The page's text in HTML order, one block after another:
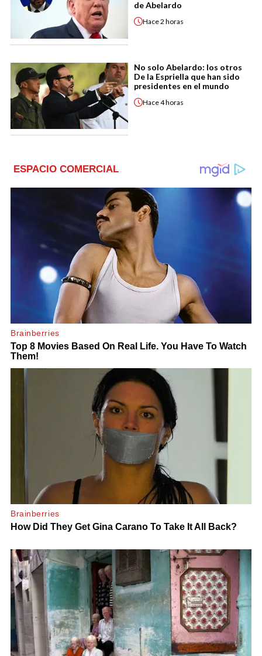
de Abelardo
Hace2 horas
No solo Abelardo: los otros
De la Espriella que han sido
presidentes en el mundo
Hace4 horas